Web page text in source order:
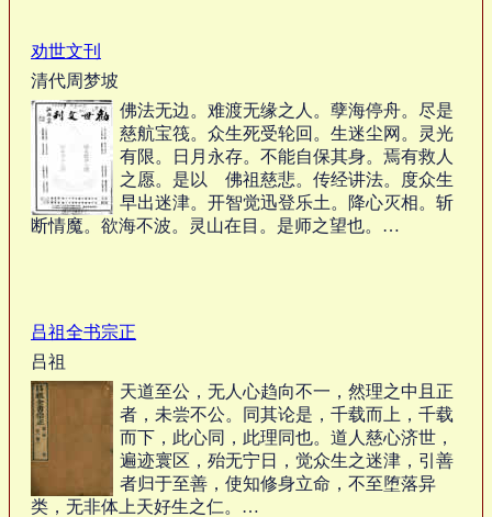
劝世文刊
清代周梦坡
佛法无边。难渡无缘之人。孽海停舟。尽是
慈航宝筏。众生死受轮回。生迷尘网。灵光
有限。日月永存。不能自保其身。焉有救人
之愿。是以 佛祖慈悲。传经讲法。度众生
早出迷津。开智觉迅登乐土。降心灭相。斩
断情魔。欲海不波。灵山在目。是师之望也。…
吕祖全书宗正
吕祖
天道至公，无人心趋向不一，然理之中且正
者，未尝不公。同其论是，千载而上，千载
而下，此心同，此理同也。道人慈心济世，
遍迹寰区，殆无宁日，觉众生之迷津，引善
者归于至善，使知修身立命，不至堕落异
类，无非体上天好生之仁。…